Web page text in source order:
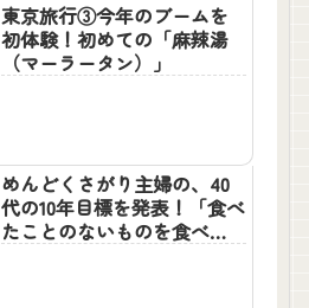
東京旅行③今年のブームを
初体験！初めての「麻辣湯
（マーラータン）」
めんどくさがり主婦の、40
代の10年目標を発表！「食べ
たことのないものを食べ